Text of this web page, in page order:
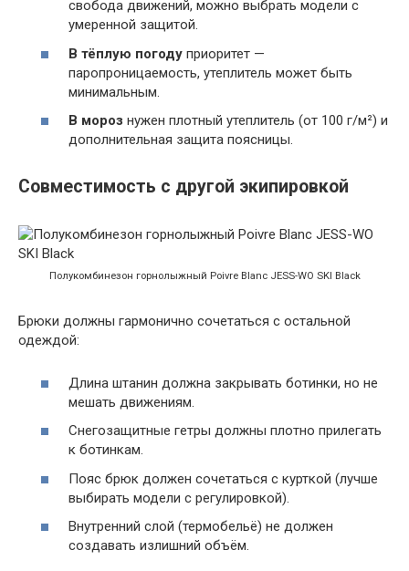
свобода движений, можно выбрать модели с
умеренной защитой.
В тёплую погоду приоритет —
паропроницаемость, утеплитель может быть
минимальным.
В мороз нужен плотный утеплитель (от 100 г/м²) и
дополнительная защита поясницы.
Совместимость с другой экипировкой
Полукомбинезон горнолыжный Poivre Blanc JESS-WO SKI Black
Брюки должны гармонично сочетаться с остальной
одеждой:
Длина штанин должна закрывать ботинки, но не
мешать движениям.
Снегозащитные гетры должны плотно прилегать
к ботинкам.
Пояс брюк должен сочетаться с курткой (лучше
выбирать модели с регулировкой).
Внутренний слой (термобельё) не должен
создавать излишний объём.